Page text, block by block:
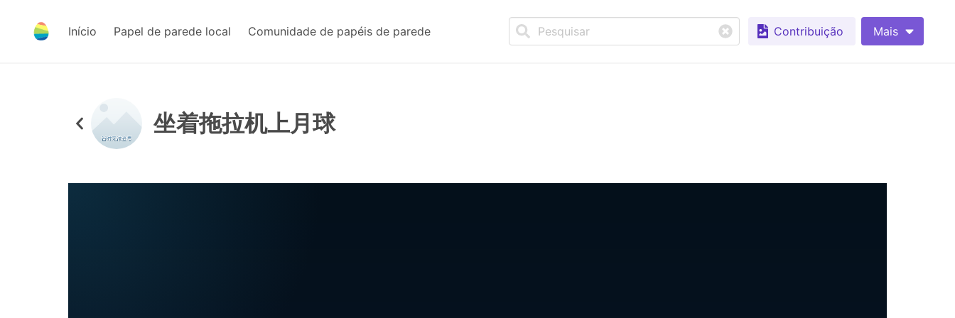
Início Papel de parede local Comunidade de papéis de parede Contribuição Mais
坐着拖拉机上月球